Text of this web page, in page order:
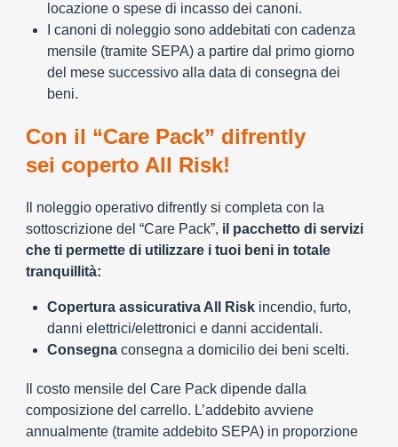
locazione o spese di incasso dei canoni.
I canoni di noleggio sono addebitati con cadenza
mensile (tramite SEPA) a partire dal primo giorno
del mese successivo alla data di consegna dei
beni.
Con il “Care Pack” difrently
sei coperto All Risk!
Il noleggio operativo difrently si completa con la
sottoscrizione del “Care Pack”, il pacchetto di servizi
che ti permette di utilizzare i tuoi beni in totale
tranquillità:
Copertura assicurativa All Risk incendio, furto,
danni elettrici/elettronici e danni accidentali.
Consegna consegna a domicilio dei beni scelti.
Il costo mensile del Care Pack dipende dalla
composizione del carrello. L’addebito avviene
annualmente (tramite addebito SEPA) in proporzione